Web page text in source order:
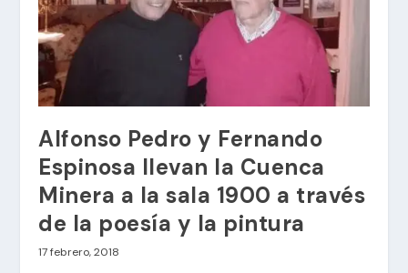
Alfonso Pedro y Fernando
Espinosa llevan la Cuenca
Minera a la sala 1900 a través
de la poesía y la pintura
17 febrero, 2018